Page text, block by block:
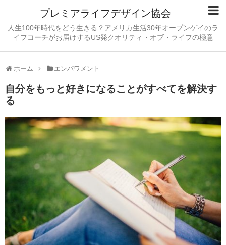
プレミアライフデザイン協会
人生100年時代をどう生きる？アメリカ生活30年オープンゲイのラ
イフコーチがお届けするUS発クオリティ・オブ・ライフの極意
ホーム エンパワメント
自分をもっと好きになることがすべてを解決す
る